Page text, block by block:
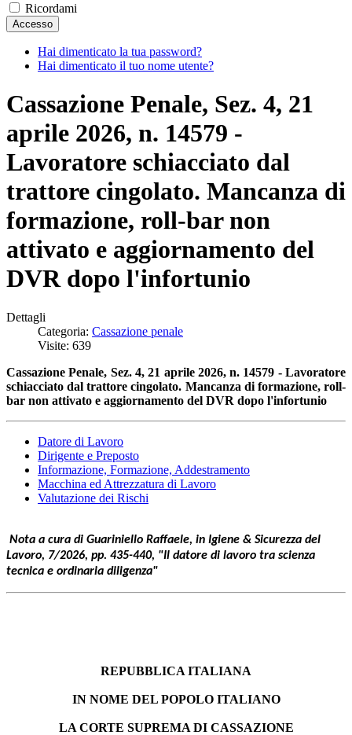
Ricordami
Accesso
Hai dimenticato la tua password?
Hai dimenticato il tuo nome utente?
Cassazione Penale, Sez. 4, 21
aprile 2026, n. 14579 -
Lavoratore schiacciato dal
trattore cingolato. Mancanza di
formazione, roll-bar non
attivato e aggiornamento del
DVR dopo l'infortunio
Dettagli
Categoria: Cassazione penale
Visite: 639
Cassazione Penale, Sez. 4, 21 aprile 2026, n. 14579 - Lavoratore
schiacciato dal trattore cingolato. Mancanza di formazione, roll-
bar non attivato e aggiornamento del DVR dopo l'infortunio
Datore di Lavoro
Dirigente e Preposto
Informazione, Formazione, Addestramento
Macchina ed Attrezzatura di Lavoro
Valutazione dei Rischi
Nota a cura di Guariniello Raffaele, in Igiene & Sicurezza del
Lavoro, 7/2026, pp. 435-440, "Il datore di lavoro tra scienza
tecnica e ordinaria diligenza"
REPUBBLICA ITALIANA
IN NOME DEL POPOLO ITALIANO
LA CORTE SUPREMA DI CASSAZIONE